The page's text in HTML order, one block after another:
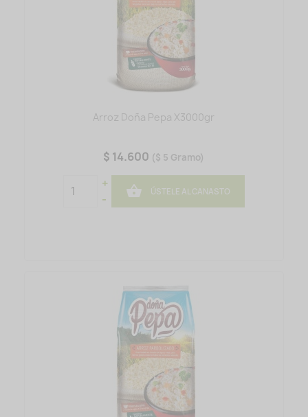
Arroz Doña Pepa X3000gr
$ 14.600 ($ 5 Gramo)
+
-
 ÚSTELE AL CANASTO